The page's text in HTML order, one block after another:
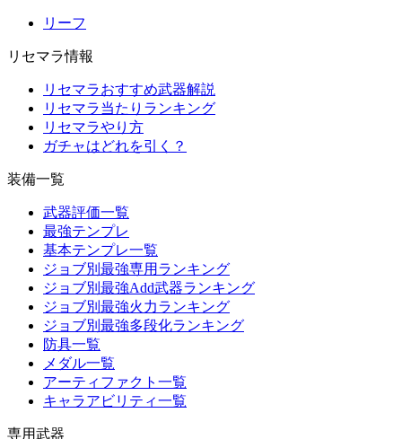
リーフ
リセマラ情報
リセマラおすすめ武器解説
リセマラ当たりランキング
リセマラやり方
ガチャはどれを引く？
装備一覧
武器評価一覧
最強テンプレ
基本テンプレ一覧
ジョブ別最強専用ランキング
ジョブ別最強Add武器ランキング
ジョブ別最強火力ランキング
ジョブ別最強多段化ランキング
防具一覧
メダル一覧
アーティファクト一覧
キャラアビリティ一覧
専用武器